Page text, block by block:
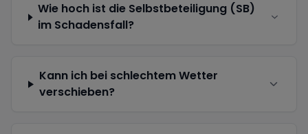
Wie hoch ist die Selbstbeteiligung (SB)
im Schadensfall?
Kann ich bei schlechtem Wetter
verschieben?